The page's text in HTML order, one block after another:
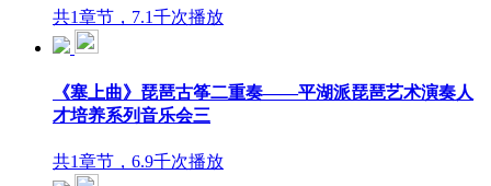
共1章节，7.1千次播放
《塞上曲》琵琶古筝二重奏——平湖派琵琶艺术演奏人
才培养系列音乐会三
共1章节，6.9千次播放